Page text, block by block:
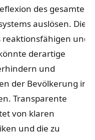
des gesamten
auslösen. Die
und
derartige
und
der Bevölkerung in
Transparente
von klaren
und die zu